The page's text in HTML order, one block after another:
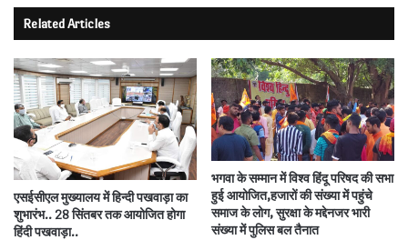
Related Articles
एसईसीएल मुख्यालय में हिन्दी पखवाड़ा का
शुभारंभ.. 28 सिंतबर तक आयोजित होगा
हिंदी पखवाड़ा..
भगवा के सम्मान में विश्व हिंदू परिषद की सभा
हुई आयोजित,हजारों की संख्या में पहुंचे
समाज के लोग, सुरक्षा के मद्देनजर भारी
संख्या में पुलिस बल तैनात